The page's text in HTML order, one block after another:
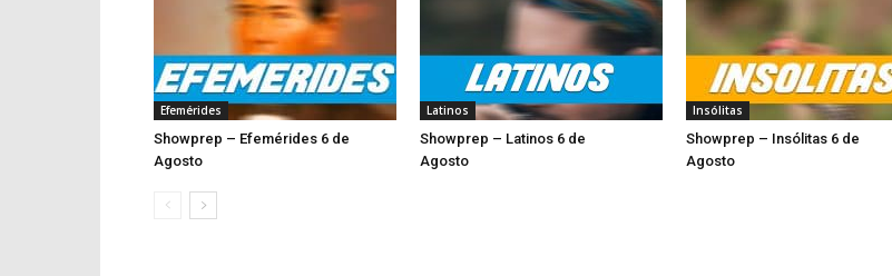
Efemérides
Showprep – Efemérides 6 de
Agosto
Latinos
Showprep – Latinos 6 de
Agosto
Insólitas
Showprep – Insólitas 6 de
Agosto